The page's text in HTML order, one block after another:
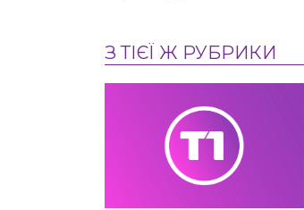
З ТІЄЇ Ж РУБРИКИ